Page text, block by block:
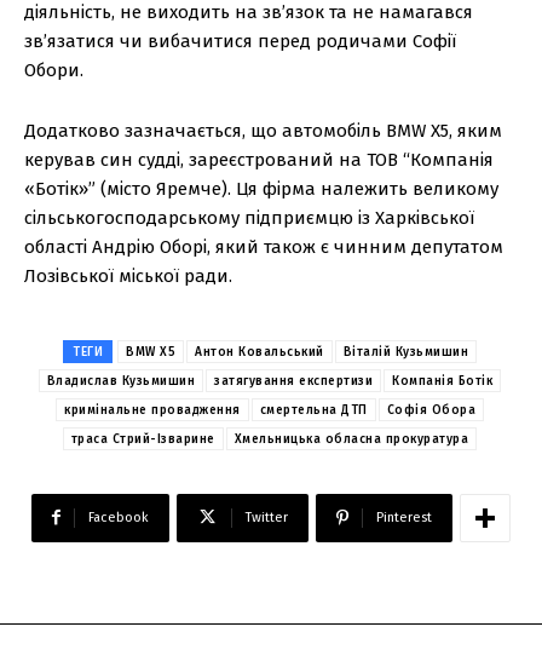
діяльність, не виходить на зв’язок та не намагався
зв’язатися чи вибачитися перед родичами Софії
Обори.
Додатково зазначається, що автомобіль BMW X5, яким
керував син судді, зареєстрований на ТОВ “Компанія
«Ботік»” (місто Яремче). Ця фірма належить великому
сільськогосподарському підприємцю із Харківської
області Андрію Оборі, який також є чинним депутатом
Лозівської міської ради.
ТЕГИ BMW X5 Антон Ковальський
Віталій Кузьмишин
Владислав Кузьмишин
затягування експертизи
Компанія Ботік
кримінальне провадження
смертельна ДТП
Софія Обора
траса Стрий-Ізварине
Хмельницька обласна прокуратура
Facebook Twitter Pinterest